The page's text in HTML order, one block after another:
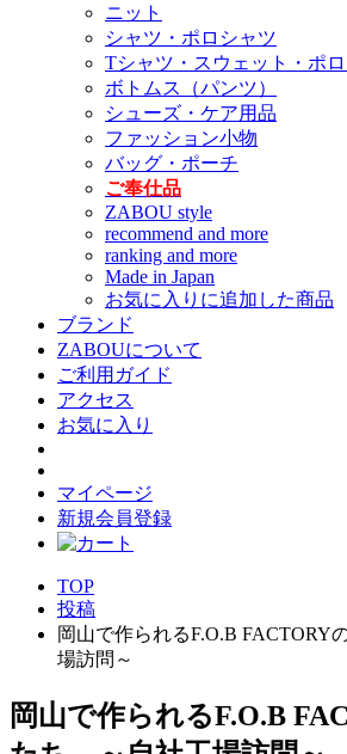
ニット
シャツ・ポロシャツ
Tシャツ・スウェット・ポ
ボトムス（パンツ）
シューズ・ケア用品
ファッション小物
バッグ・ポーチ
ご奉仕品
ZABOU style
recommend and more
ranking and more
Made in Japan
お気に入りに追加した商品
ブランド
ZABOUについて
ご利用ガイド
アクセス
お気に入り
マイページ
新規会員登録
TOP
投稿
岡山で作られるF.O.B FACTORY
場訪問～
岡山で作られるF.O.B